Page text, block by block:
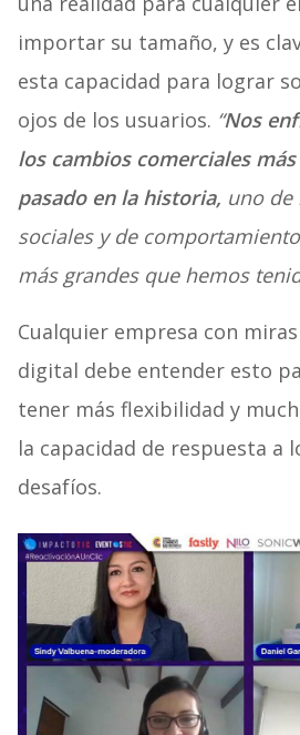
importar su tamaño, y es
esta capacidad para lograr
ojos de los usuarios. “Nos
los cambios comerciales
pasado en la historia, uno de
sociales y de
más grandes que hemos
Cualquier empresa con
digital debe entender esto
tener más flexibilidad y
la capacidad de respuesta a
desafíos.